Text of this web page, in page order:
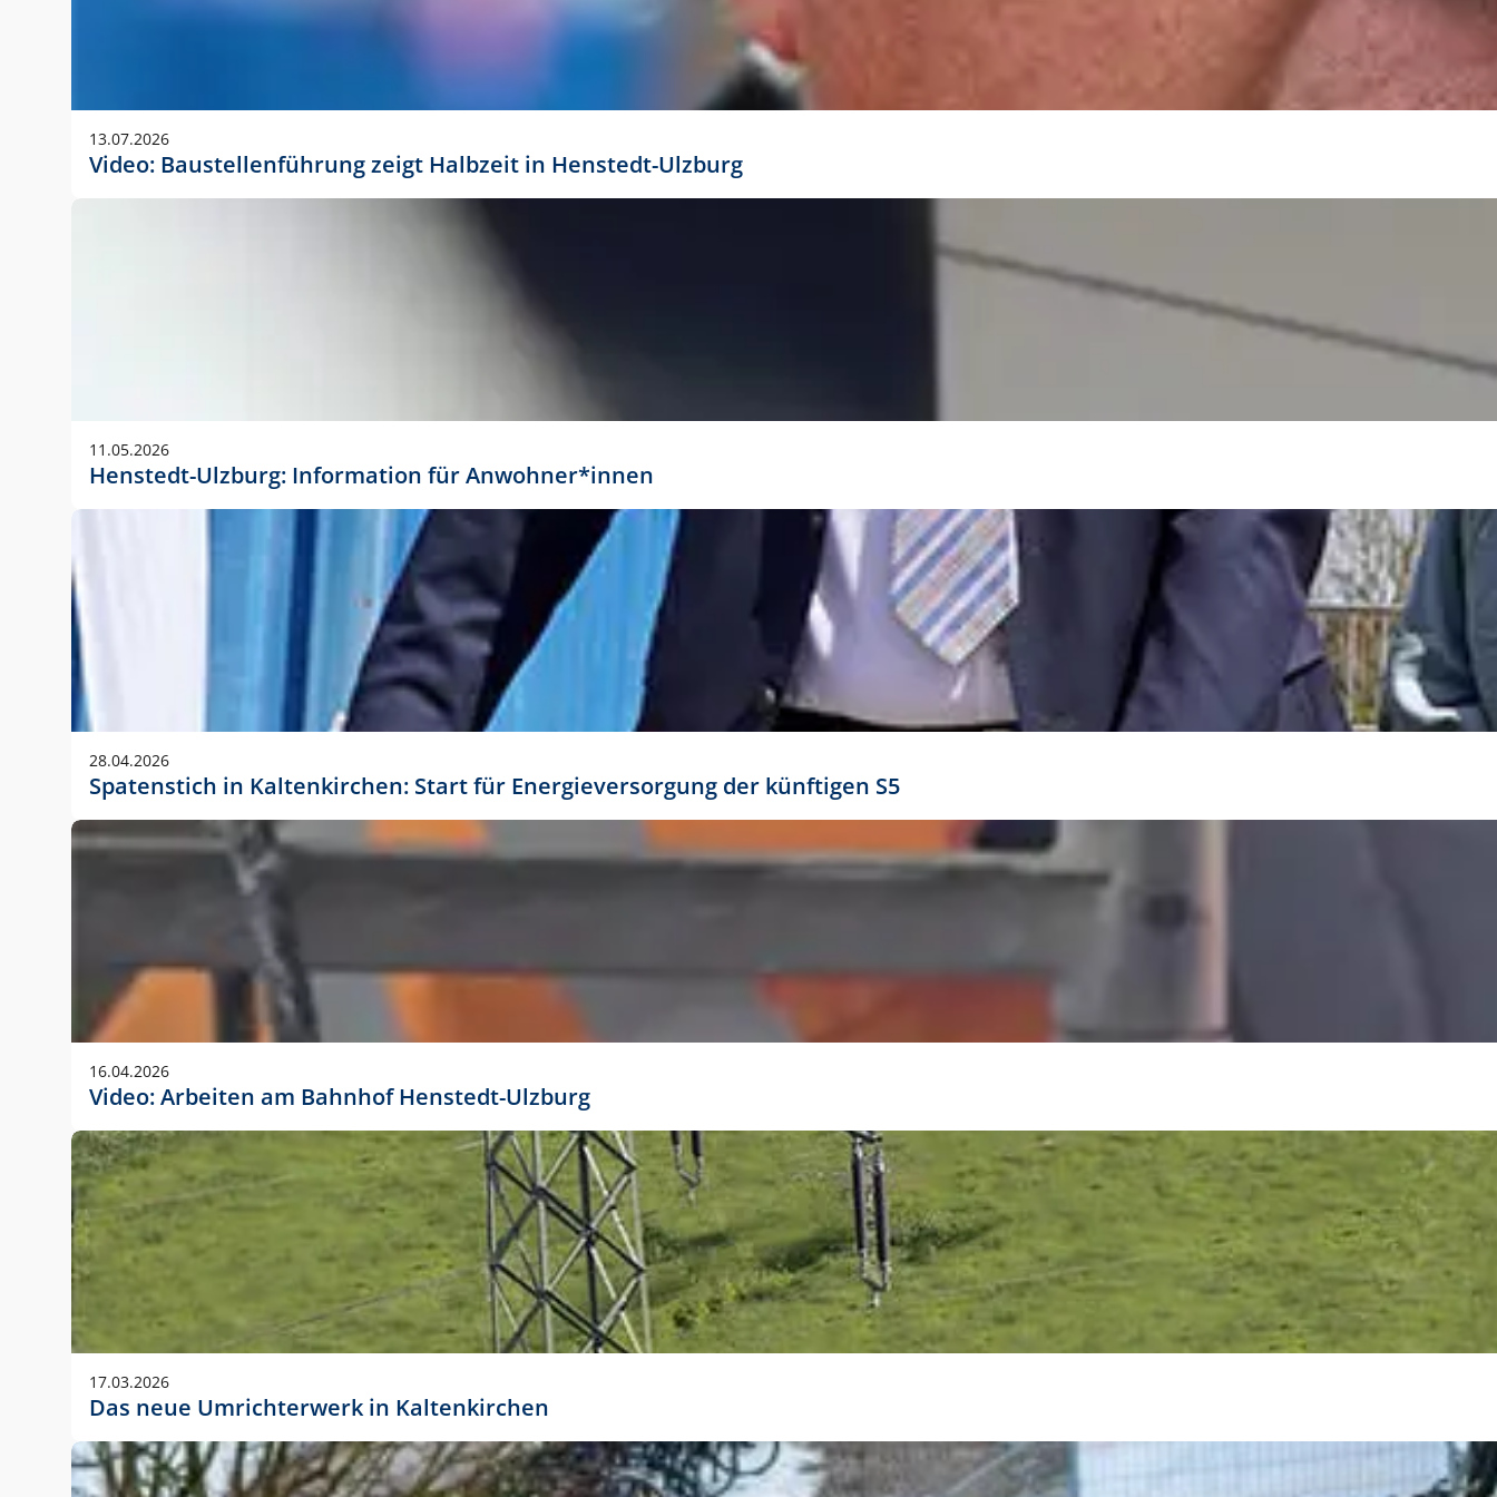
Anwendungsgröße im Layout:
Die Logohöhe beträgt 4 – 10 % der jeweiligen Formathöhe. Daraus ergeben sich für gängige Formate
folgende fest definierte Anwendungsgrößen im Layout:
DIN A3 – 15 mm hoch (5 %)
DIN A1 – 39 mm hoch (5 %)
DIN lang – 10 mm hoch (5 %)
1080 x 1080 px – 78 px hoch (7 %)
In Ausnahmefällen darf das Logo jedoch auch größer oder kleiner gesetzt werden. Dazu bedarf es jedoch
stets der vorherigen Absprache mit der Marketingabteilung.
13.07.2026
Video: Baustellenführung zeigt Halbzeit in Henstedt-Ulzburg
11.05.2026
Henstedt-Ulzburg: Information für Anwohner*innen
28.04.2026
Spatenstich in Kaltenkirchen: Start für Energieversorgung der künftigen S5
16.04.2026
Video: Arbeiten am Bahnhof Henstedt-Ulzburg
17.03.2026
Das neue Umrichterwerk in Kaltenkirchen